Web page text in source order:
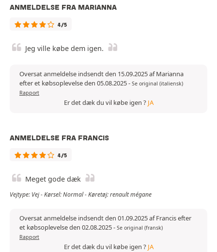
ANMELDELSE FRA MARIANNA
4/5
Jeg ville købe dem igen.
Oversat anmeldelse indsendt den 15.09.2025 af Marianna
efter et købsoplevelse den 05.08.2025- Se original (italiensk)
Rapport
Er det dæk du vil købe igen ? JA
ANMELDELSE FRA FRANCIS
4/5
Meget gode dæk
Vejtype: Vej - Kørsel: Normal - Køretøj: renault mégane
Oversat anmeldelse indsendt den 01.09.2025 af Francis efter
et købsoplevelse den 02.08.2025- Se original (fransk)
Rapport
Er det dæk du vil købe igen ? JA